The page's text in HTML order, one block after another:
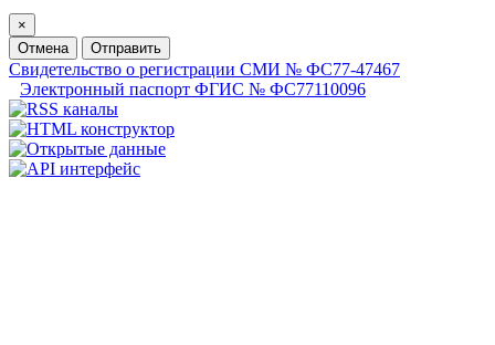
×
Отмена
Отправить
Свидетельство о регистрации СМИ № ФС77-47467
Электронный паспорт ФГИС № ФС77110096